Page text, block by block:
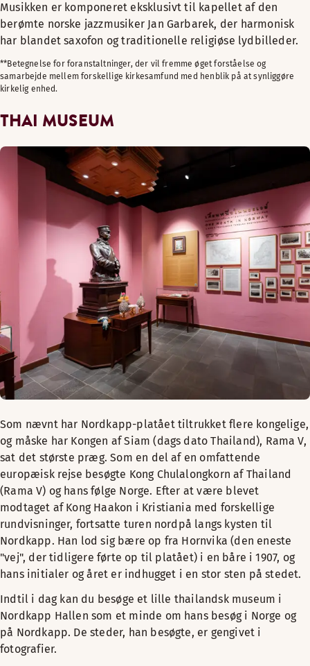
Musikken er komponeret eksklusivt til kapellet af den
berømte norske jazzmusiker Jan Garbarek, der harmonisk
har blandet saxofon og traditionelle religiøse lydbilleder.
**Betegnelse for foranstaltninger, der vil fremme øget forståelse og
samarbejde mellem forskellige kirkesamfund med henblik på at synliggøre
kirkelig enhed.
THAI MUSEUM
Som nævnt har Nordkapp-platået tiltrukket flere kongelige,
og måske har Kongen af Siam (dags dato Thailand), Rama V,
sat det største præg. Som en del af en omfattende
europæisk rejse besøgte Kong Chulalongkorn af Thailand
(Rama V) og hans følge Norge. Efter at være blevet
modtaget af Kong Haakon i Kristiania med forskellige
rundvisninger, fortsatte turen nordpå langs kysten til
Nordkapp. Han lod sig bære op fra Hornvika (den eneste
"vej", der tidligere førte op til platået) i en båre i 1907, og
hans initialer og året er indhugget i en stor sten på stedet.
Indtil i dag kan du besøge et lille thailandsk museum i
Nordkapp Hallen som et minde om hans besøg i Norge og
på Nordkapp. De steder, han besøgte, er gengivet i
fotografier.